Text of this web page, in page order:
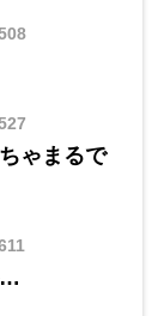
ゃまるで
…